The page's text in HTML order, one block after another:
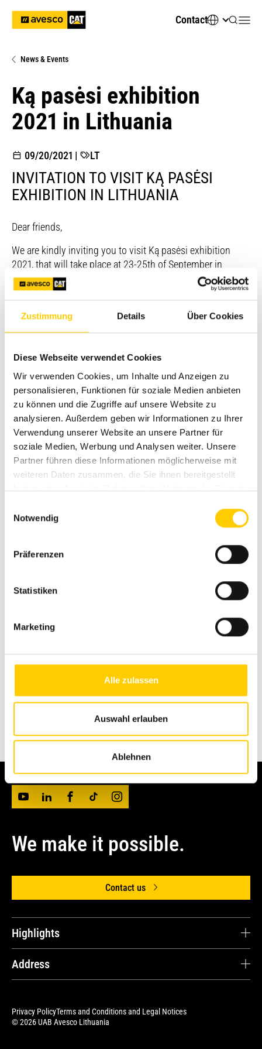
Zustimmung Details Über Cookies
Diese Webseite verwendet Cookies
Wir verwenden Cookies, um Inhalte und Anzeigen zu
personalisieren, Funktionen für soziale Medien anbieten
zu können und die Zugriffe auf unsere Website zu
analysieren. Außerdem geben wir Informationen zu Ihrer
Verwendung unserer Website an unsere Partner für
soziale Medien, Werbung und Analysen weiter. Unsere
Partner führen diese Informationen möglicherweise mit
weiteren Daten zusammen, die Sie ihnen bereitgestellt
haben oder die sie im Rahmen Ihrer Nutzung der Dienste
Notwendig
Präferenzen
Statistiken
Marketing
Alle zulassen
Auswahl erlauben
Ablehnen
Contact
News & Events
Ką pasėsi exhibition
2021 in Lithuania
09/20/2021 | LT
INVITATION TO VISIT KĄ PASĖSI
EXHIBITION IN LITHUANIA
Dear friends,
We are kindly inviting you to visit Ką pasėsi exhibition
2021, that will take place at 23-25th of September in
Akademija town. UAB Avesco Lithuania will take place as
well with outside expo space showcasting new generation
specialists will be there to answer all your questions.
PLACE:Universtiteto str., Akademija, Kaunas region
AVESCO LITHUANIA STAND nr. A5.
More information about exhibition please check here:
https://expoacademia.lt/lt-ka-pasesi-ka-pasesi-2021
We make it possible.
Contact us
Highlights
EPP Equipment Protection Plan
Address
LT-14302 Vilniaus r. sav.
Privacy PolicyTerms and Conditions and Legal Notices
© 2026 UAB Avesco Lithuania